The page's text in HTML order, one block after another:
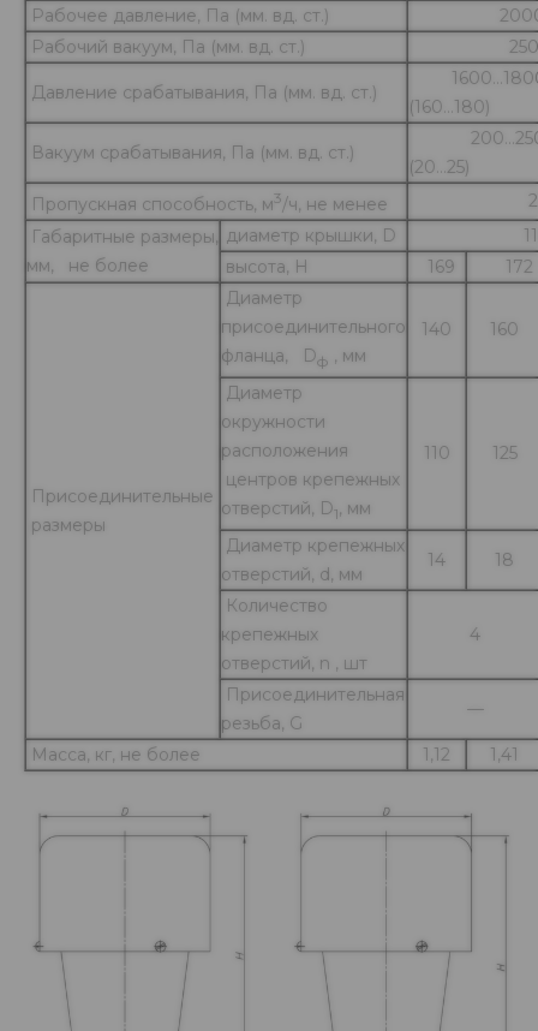
Рабочее давление, Па (мм. вд. ст.)
2000
Рабочий вакуум, Па (мм. вд. ст.)
250
Давление срабатывания, Па (мм. вд. ст.)
(160...180)
Вакуум срабатывания, Па (мм. вд. ст.)
(20...25)
Пропускная способность, м3/ч, не менее
Габаритные размеры,
мм, не более
диаметр крышки, D
высота, Н
169 172
Присоединительные
размеры
Диаметр
присоединительного
фланца, Dф , мм
140 160
Диаметр
окружности
расположения
центров крепежных
отверстий, D1, мм
110 125
Диаметр крепежных
отверстий, d, мм
14 18
Количество
крепежных
отверстий, n , шт
4
Присоединительная
резьба, G
—
Масса, кг, не более 1,12 1,41